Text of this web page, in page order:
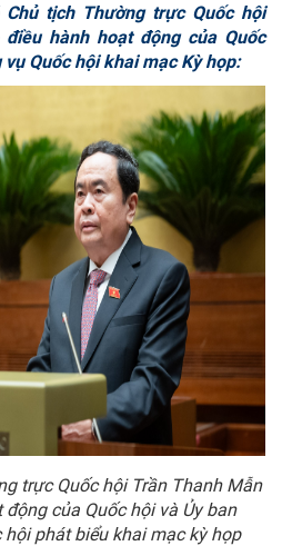
tịch Thường trực Quốc hội
hành hoạt động của Quốc
Quốc hội khai mạc Kỳ họp:
trực Quốc hội Trần Thanh Mẫn
động của Quốc hội và Ủy ban
hội phát biểu khai mạc kỳ họp